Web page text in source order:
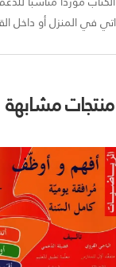
في المنزل أو داخل
منتجات مشابهة